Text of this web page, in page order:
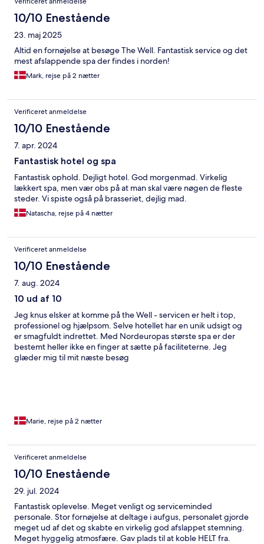
10/10 Enestående
23. maj 2025
Altid en fornøjelse at besøge The Well. Fantastisk service og det
mest afslappende spa der findes i norden!
Mark, rejse på 2 nætter
Verificeret anmeldelse
10/10 Enestående
7. apr. 2024
Fantastisk hotel og spa
Fantastisk ophold. Dejligt hotel. God morgenmad. Virkelig
lækkert spa, men vær obs på at man skal være nøgen de fleste
steder. Vi spiste også på brasseriet, dejlig mad.
Natascha, rejse på 4 nætter
Verificeret anmeldelse
10/10 Enestående
7. aug. 2024
10 ud af 10
Jeg knus elsker at komme på the Well - servicen er helt i top,
professionel og hjælpsom. Selve hotellet har en unik udsigt og
er smagfuldt indrettet. Med Nordeuropas største spa er der
bestemt heller ikke en finger at sætte på faciliteterne. Jeg
glæder mig til mit næste besøg
Marie, rejse på 2 nætter
Verificeret anmeldelse
10/10 Enestående
29. jul. 2024
Fantastisk oplevelse. Meget venligt og serviceminded
personale. Stor fornøjelse at deltage i aufgus, personalet gjorde
meget ud af det og skabte en virkelig god afslappet stemning.
Meget hyggelig atmosfære. Gav plads til at koble HELT fra.